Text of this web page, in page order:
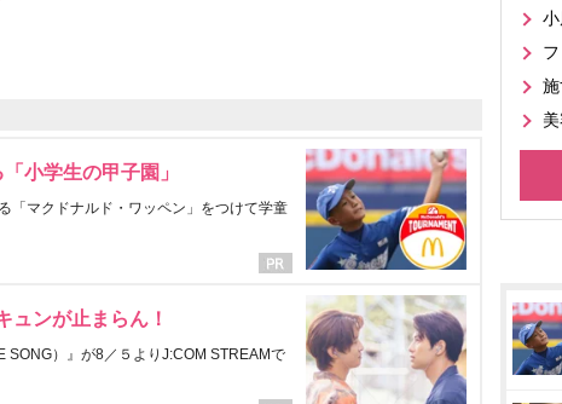
小学生の甲子園」
「マクドナルド・ワッペン」をつけて学童
ュンが止まらん！
SONG）』が8／５よりJ:COM STREAMで